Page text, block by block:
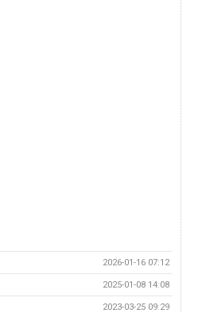
2026-01-16 07:12
2025-01-08 14:08
2023-03-25 09:29